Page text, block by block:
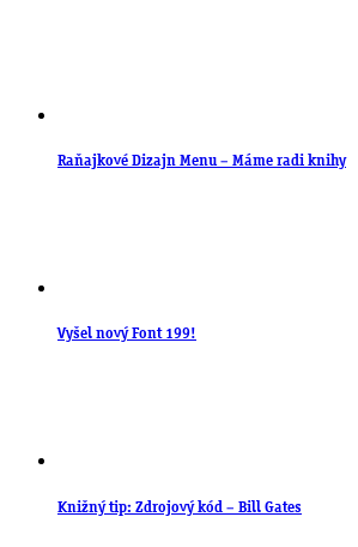
Raňajkové Dizajn Menu – Máme radi knihy
Vyšel nový Font 199!
Knižný tip: Zdrojový kód – Bill Gates